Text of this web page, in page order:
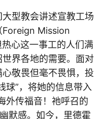
型教会讲述宣教工场
Foreign Mission
心这一事工的人们满
界各地的需要。面对
敬畏但毫不畏惧，投
球”，将她的信息带入
外传福音！祂呼召的
默感。如今，里德霍